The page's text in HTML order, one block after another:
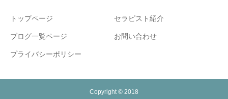
トップページ セラピスト紹介
ブログ一覧ページ お問い合わせ
プライバシーポリシー
Copyright © 2018